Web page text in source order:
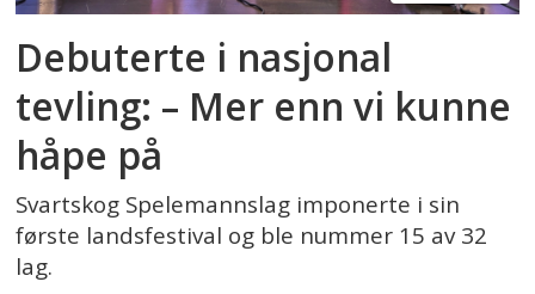
Debuterte i nasjonal
tevling: – Mer enn vi kunne
håpe på
Svartskog Spelemannslag imponerte i sin
første landsfestival og ble nummer 15 av 32
lag.